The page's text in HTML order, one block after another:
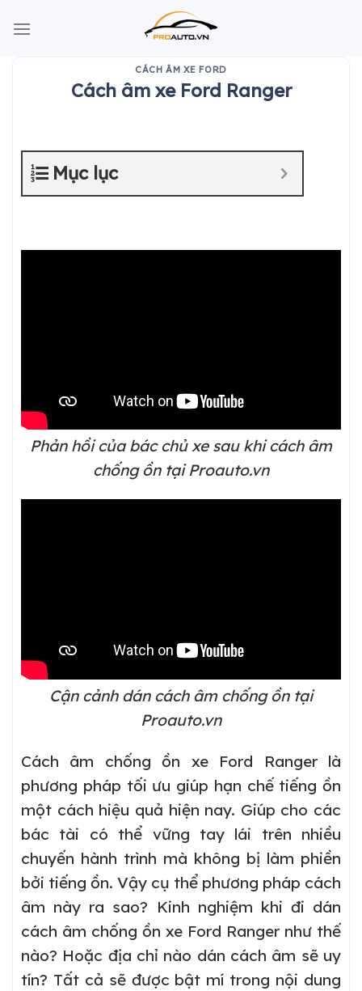
CÁCH ÂM XE FORD
Cách âm xe Ford Ranger
Mục lục
Phản hồi của bác chủ xe sau khi cách âm
chống ồn tại Proauto.vn
Cận cảnh dán cách âm chống ồn tại
Proauto.vn
Cách âm chống ồn xe Ford Ranger là
phương pháp tối ưu giúp hạn chế tiếng ồn
một cách hiệu quả hiện nay. Giúp cho các
bác tài có thể vững tay lái trên nhiều
chuyến hành trình mà không bị làm phiền
bởi tiếng ồn. Vậy cụ thể phương pháp cách
âm này ra sao? Kinh nghiệm khi đi dán
cách âm chống ồn xe Ford Ranger như thế
nào? Hoặc địa chỉ nào dán cách âm sẽ uy
tín? Tất cả sẽ được bật mí trong nội dung